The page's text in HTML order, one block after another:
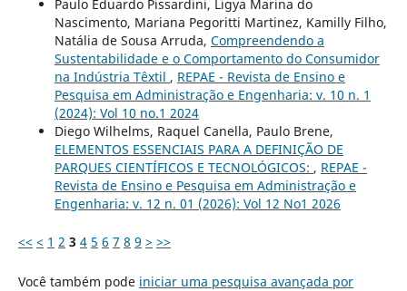
Paulo Eduardo Pissardini, Ligya Marina do
Nascimento, Mariana Pegoritti Martinez, Kamilly Filho,
Natália de Sousa Arruda, Compreendendo a
Sustentabilidade e o Comportamento do Consumidor
na Indústria Têxtil , REPAE - Revista de Ensino e
Pesquisa em Administração e Engenharia: v. 10 n. 1
(2024): Vol 10 no.1 2024
Diego Wilhelms, Raquel Canella, Paulo Brene,
ELEMENTOS ESSENCIAIS PARA A DEFINIÇÃO DE
PARQUES CIENTÍFICOS E TECNOLÓGICOS: , REPAE -
Revista de Ensino e Pesquisa em Administração e
Engenharia: v. 12 n. 01 (2026): Vol 12 No1 2026
<< < 1 2 3 4 5 6 7 8 9 > >>
Você também pode iniciar uma pesquisa avançada por